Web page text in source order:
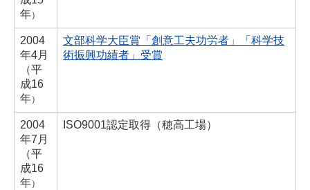
年）
2004
年4月
（平
成16
年）
文部科学大臣賞 「創意工夫功労者」「科学技
術振興功績者」 受賞
2004
年7月
（平
成16
年）
ISO9001認定取得（穂高工場）